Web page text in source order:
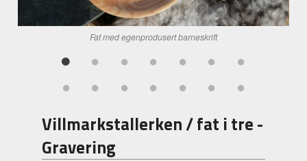
Fat med egenprodusert barneskrift
Villmarkstallerken / fat i tre -
Gravering